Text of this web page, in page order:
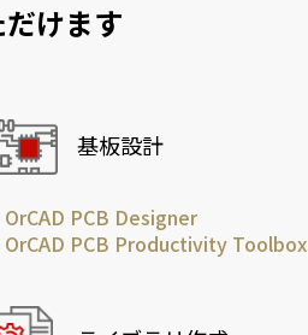
けます
基板設計
OrCAD PCB Designer
OrCAD PCB Productivity Toolbox